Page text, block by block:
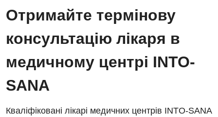
Енциклопедія
Відео
Діагностичне відділення
Інструментальна діагностика
Комп’ютерна томографія
Магнітно-резонансна томографія
Мамографія
Відділення кардіосудинної патології та неврології
Відділення невідкладних станів
Відділення інтенсивної терапії
Гінекологічне відділення
Отримайте термінову
консультацію лікаря в
медичному центрі INTO-
SANA
Кваліфіковані лікарі медичних центрів INTO-SANA